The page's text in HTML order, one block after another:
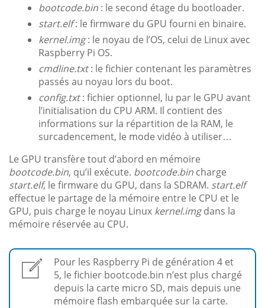
bootcode.bin : le second étage du bootloader.
start.elf: le firmware du GPU fourni en binaire.
kernel.img: le noyau de l’OS, celui de Linux avec
Raspberry Pi OS.
cmdline.txt: le fichier contenant les paramètres
passés au noyau lors du boot.
config.txt: fichier optionnel, lu par le GPU avant
l’initialisation du CPU ARM. Il contient des
informations sur la répartition de la RAM, le
surcadencement, le mode vidéo à utiliser…
Le GPU transfère tout d’abord en mémoire
bootcode.bin, qu’il exécute. bootcode.bin charge
start.elf, le firmware du GPU, dans la SDRAM. start.elf
effectue le partage de la mémoire entre le CPU et le
GPU, puis charge le noyau Linux kernel.imgdans la
mémoire réservée au CPU.
Pour les Raspberry Pi de génération 4 et
5, le fichier bootcode.bin n’est plus chargé
depuis la carte micro SD, mais depuis une
mémoire flash embarquée sur la carte.